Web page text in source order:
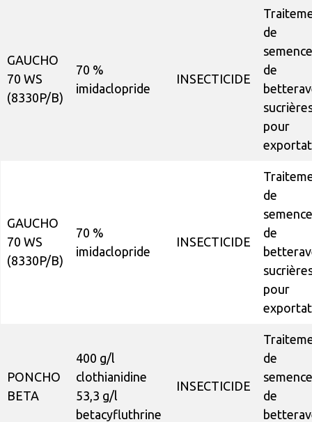
GAUCHO
70 WS
(8330P/B)
70 %
imidaclopride
INSECTICIDE
de
de
pour
GAUCHO
70 WS
(8330P/B)
70 %
imidaclopride
INSECTICIDE
de
de
pour
PONCHO
BETA
400 g/l
clothianidine
53,3 g/l
betacyfluthrine
INSECTICIDE
de
de